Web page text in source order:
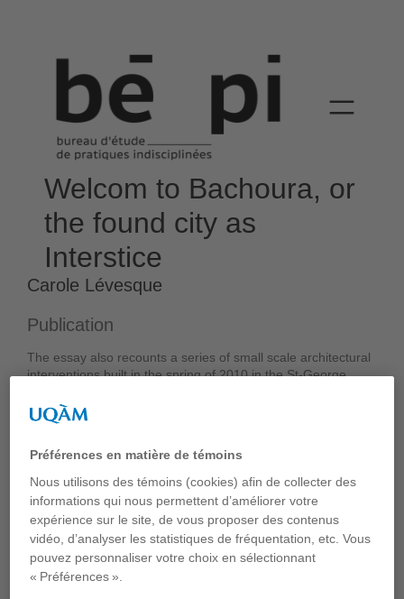
Welcom to Bachoura, or
the found city as
Interstice
Carole Lévesque
Publication
The essay also recounts a series of small scale architectural
interventions built in the spring of 2010 in the St-George
exploration led at the American University of Beirut byt the
Welcoming City Design Studio, these interventions
provoke temporary public spaces and uses to emerge,
change the perception of what is allowable in the city and
bring Bachoura out of its interstice to be seen as an active
participant in the future of Beirut. These interventions,
informal places, while decidedly grounded in the social
condition, emerge as seeds of inflection, as alternatives to
the privatized development of the city: alternatives where the
will to create unveil marginalized potentials.
Préférences en matière de témoins
Nous utilisons des témoins (cookies) afin de collecter des
informations qui nous permettent d’améliorer votre
expérience sur le site, de vous proposer des contenus
vidéo, d’analyser les statistiques de fréquentation, etc. Vous
pouvez personnaliser votre choix en sélectionnant
« Préférences ».